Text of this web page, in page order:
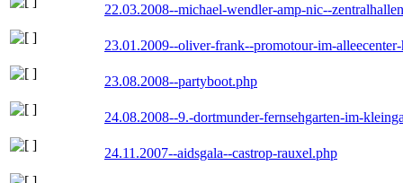
22.03.2008--michael-wendler-amp-nic--
23.01.2009--oliver-frank--promotour-im-
23.08.2008--partyboot.php
24.08.2008--9.-dortmunder-fernsehgarten-im-
24.11.2007--aidsgala--castrop-rauxel.php